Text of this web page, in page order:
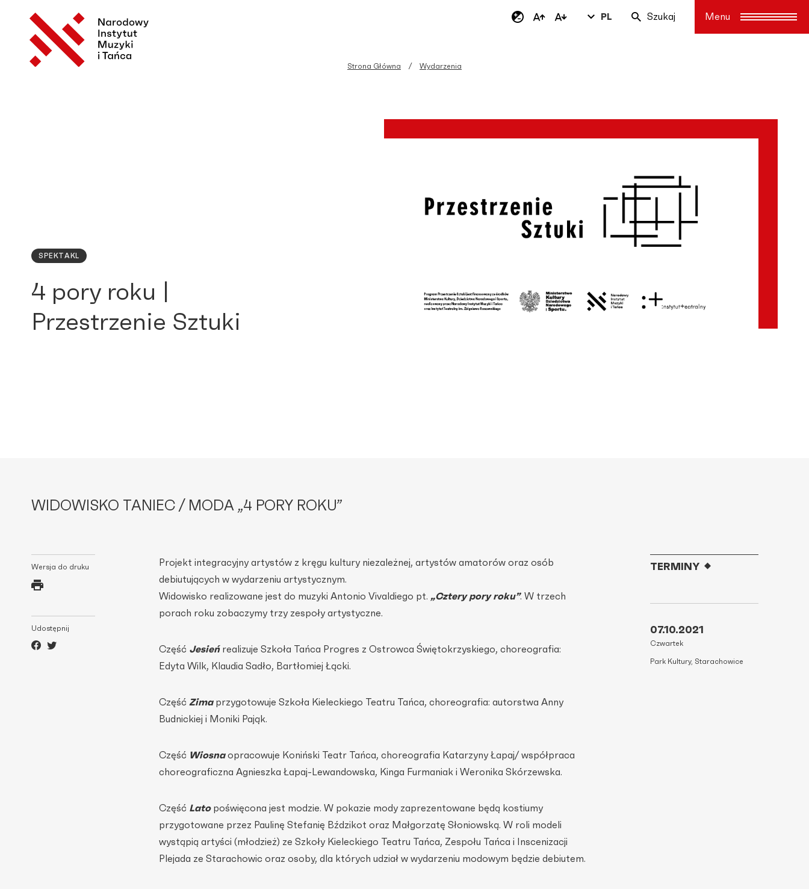
PL Szukaj
Strona Główna Wydarzenia
SPEKTAKL
4 pory roku |
Przestrzenie Sztuki
WIDOWISKO TANIEC / MODA „4 PORY ROKU”
Wersja do druku
Udostępnij
Projekt integracyjny artystów z kręgu kultury niezależnej, artystów amatorów oraz osób
debiutujących w wydarzeniu artystycznym.
Widowisko realizowane jest do muzyki Antonio Vivaldiego pt. „Cztery pory roku”. W trzech
porach roku zobaczymy trzy zespoły artystyczne.
Część Jesień realizuje Szkoła Tańca Progres z Ostrowca Świętokrzyskiego, choreografia:
Edyta Wilk, Klaudia Sadło, Bartłomiej Łącki.
Część Zimaprzygotowuje Szkoła Kieleckiego Teatru Tańca, choreografia: autorstwa Anny
Budnickiej i Moniki Pająk.
Część Wiosnaopracowuje Koniński Teatr Tańca, choreografia Katarzyny Łapaj/ współpraca
choreograficzna Agnieszka Łapaj-Lewandowska, Kinga Furmaniak i Weronika Skórzewska.
Część Lato poświęcona jest modzie. W pokazie mody zaprezentowane będą kostiumy
przygotowane przez Paulinę Stefanię Bździkot oraz Małgorzatę Słoniowską. W roli modeli
wystąpią artyści (młodzież) ze Szkoły Kieleckiego Teatru Tańca, Zespołu Tańca i Inscenizacji
Plejada ze Starachowic oraz osoby, dla których udział w wydarzeniu modowym będzie debiutem.
TERMINY
07.10.2021
Czwartek
Park Kultury, Starachowice